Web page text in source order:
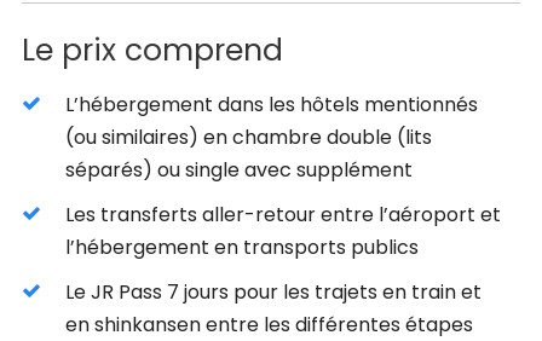
Le prix comprend
L’hébergement dans les hôtels mentionnés
(ou similaires) en chambre double (lits
séparés) ou single avec supplément
Les transferts aller-retour entre l’aéroport et
l’hébergement en transports publics
Le JR Pass 7 jours pour les trajets en train et
en shinkansen entre les différentes étapes